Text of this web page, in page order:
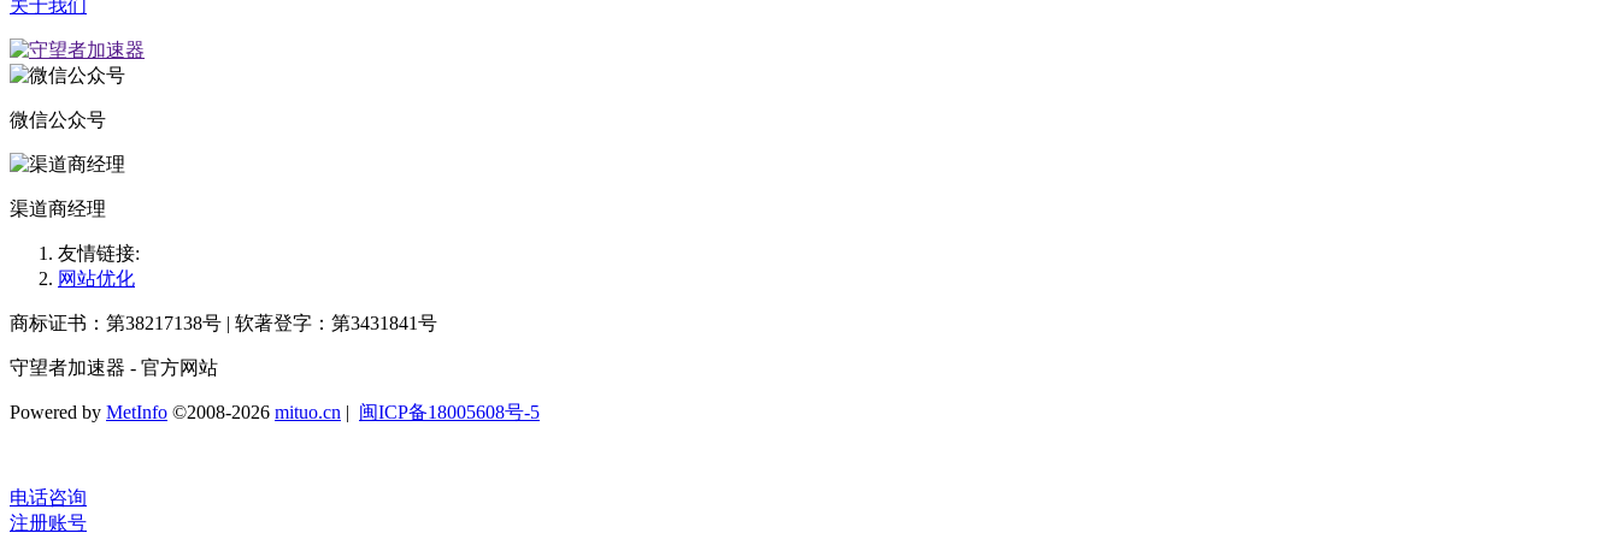
关于我们
微信公众号
渠道商经理
友情链接:
网站优化
商标证书：第38217138号 | 软著登字：第3431841号
守望者加速器 - 官方网站
Powered by MetInfo ©2008-2026 mituo.cn | 闽ICP备18005608号-5
电话咨询
注册账号